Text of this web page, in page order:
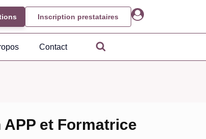
Inscription prestataires
Contact
et Formatrice